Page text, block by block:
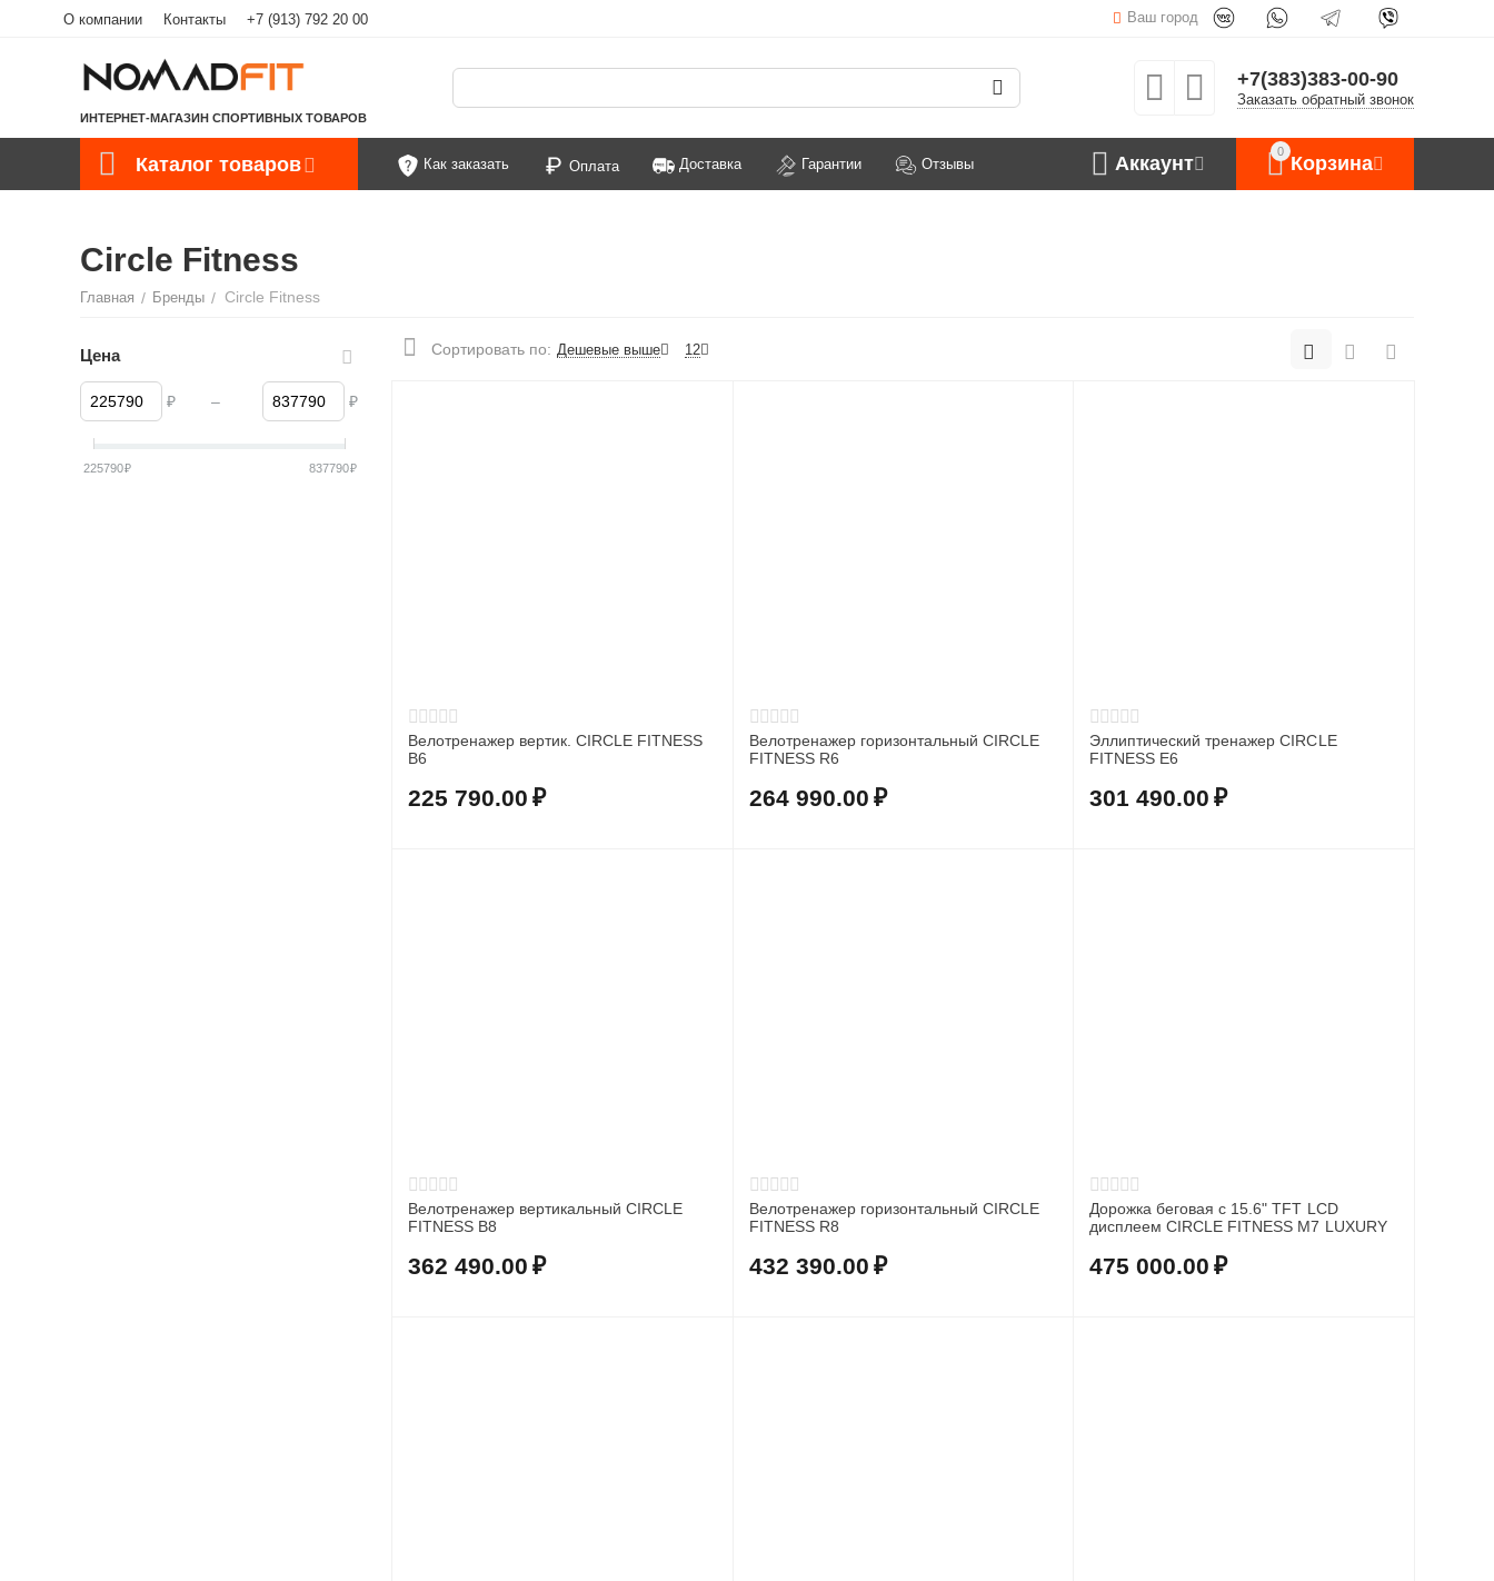
О компании Контакты +7 (913) 792 20 00 Ваш город
ИНТЕРНЕТ-МАГАЗИН СПОРТИВНЫХ ТОВАРОВ
+7(383)383-00-90
Заказать обратный звонок
Каталог товаров Как заказать Оплата Доставка Гарантии Отзывы
0
Корзина
Аккаунт
Circle Fitness
Главная / Бренды / Circle Fitness
Сортировать по: Дешевые выше 12
Велотренажер вертик. CIRCLE FITNESS
B6
225 790.00 ₽
Велотренажер горизонтальный CIRCLE
FITNESS R6
264 990.00 ₽
Эллиптический тренажер CIRCLE
FITNESS E6
301 490.00 ₽
Велотренажер вертикальный CIRCLE
FITNESS B8
362 490.00 ₽
Велотренажер горизонтальный CIRCLE
FITNESS R8
432 390.00 ₽
Дорожка беговая c 15.6" TFT LCD
дисплеем CIRCLE FITNESS M7 LUXURY
475 000.00 ₽
Цена
₽ – ₽
225790₽ 837790₽